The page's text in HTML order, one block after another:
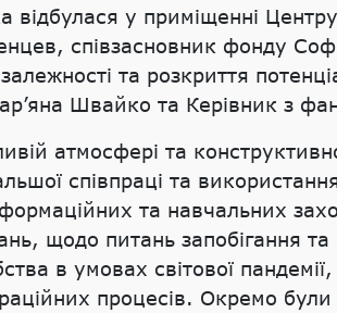
відбулася у приміщенні
співзасновник фонду
та розкриття
Швайко та Керівник з
атмосфері та
співпраці та
та навчальних
щодо питань запобігання та
в умовах світової
процесів. Окремо